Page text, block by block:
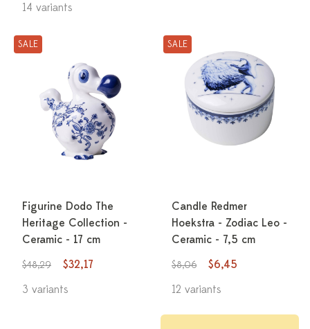
14 variants
SALE
Figurine Dodo The
Heritage Collection -
Ceramic - 17 cm
$48,29
$32,17
3 variants
SALE
Candle Redmer
Hoekstra - Zodiac Leo -
Ceramic - 7,5 cm
$8,06
$6,45
12 variants